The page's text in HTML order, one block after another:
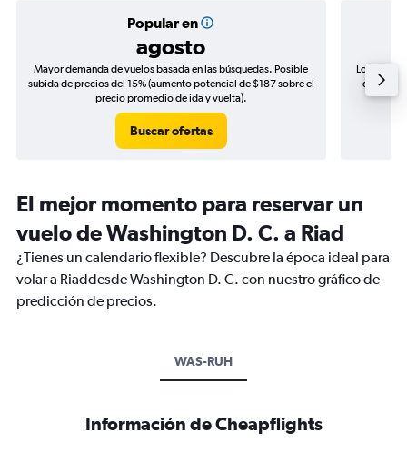
Popular en
agosto
Mayor demanda de vuelos basada en las búsquedas. Posible
subida de precios del 15% (aumento potencial de $187 sobre el
precio promedio de ida y vuelta).
Buscar ofertas
Los
de
El mejor momento para reservar un
vuelo de Washington D. C. a Riad
¿Tienes un calendario flexible? Descubre la época ideal para
volar a Riaddesde Washington D. C. con nuestro gráfico de
predicción de precios.
WAS-RUH
Información de Cheapflights